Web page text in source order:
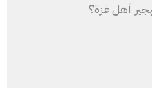
أهل غزة؟